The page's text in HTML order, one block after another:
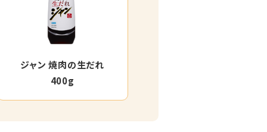
ジャン 焼肉の生だれ
400g